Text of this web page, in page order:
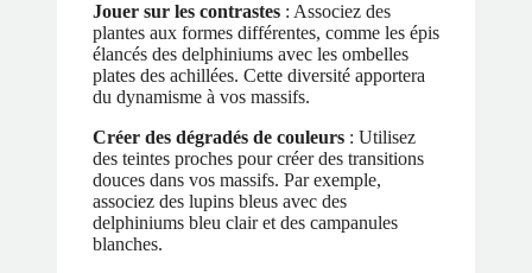
Jouer sur les contrastes : Associez des
plantes aux formes différentes, comme les épis
élancés des delphiniums avec les ombelles
plates des achillées. Cette diversité apportera
du dynamisme à vos massifs.
Créer des dégradés de couleurs : Utilisez
des teintes proches pour créer des transitions
douces dans vos massifs. Par exemple,
associez des lupins bleus avec des
delphiniums bleu clair et des campanules
blanches.